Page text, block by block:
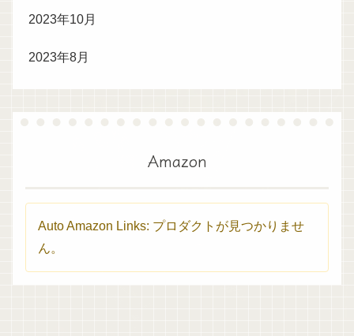
2023年10月
2023年8月
Amazon
Auto Amazon Links: プロダクトが見つかりませ
ん。